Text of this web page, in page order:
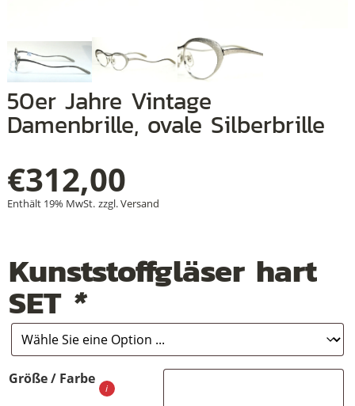
50er Jahre Vintage
Damenbrille, ovale Silberbrille
€312,00
Enthält 19% MwSt. zzgl.Versand
Kunststoffgläser hart
SET *
Größe / Farbe
+
+